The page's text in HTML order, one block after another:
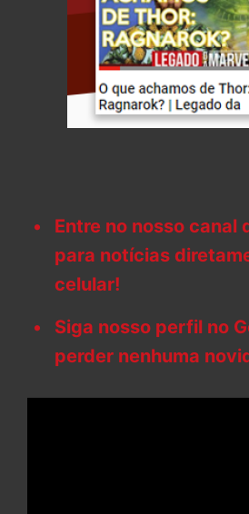
Entre no nosso canal
para notícias
celular!
Siga nosso perfil no
perder nenhuma